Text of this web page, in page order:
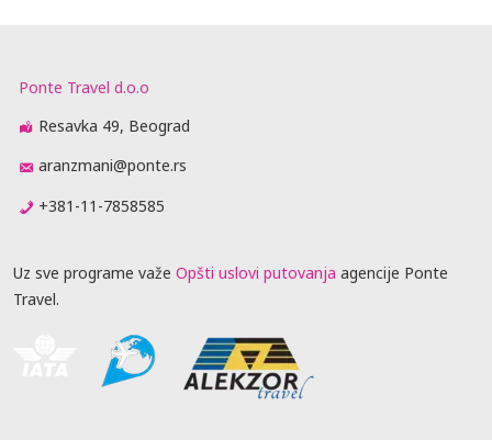
Ponte Travel d.o.o
Resavka 49, Beograd
aranzmani@ponte.rs
+381-11-7858585
Uz sve programe važe Opšti uslovi putovanja agencije Ponte
Travel.